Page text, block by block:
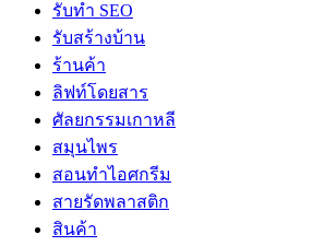
รับทำ SEO
รับสร้างบ้าน
ร้านค้า
ลิฟท์โดยสาร
ศัลยกรรมเกาหลี
สมุนไพร
สอนทำไอศกรีม
สายรัดพลาสติก
สินค้า